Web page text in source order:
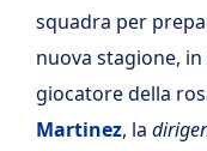
squadra per
nuova stagione,
giocatore della
Martinez, la